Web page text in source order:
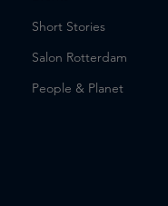
Short Stories
Salon Rotterdam
People & Planet